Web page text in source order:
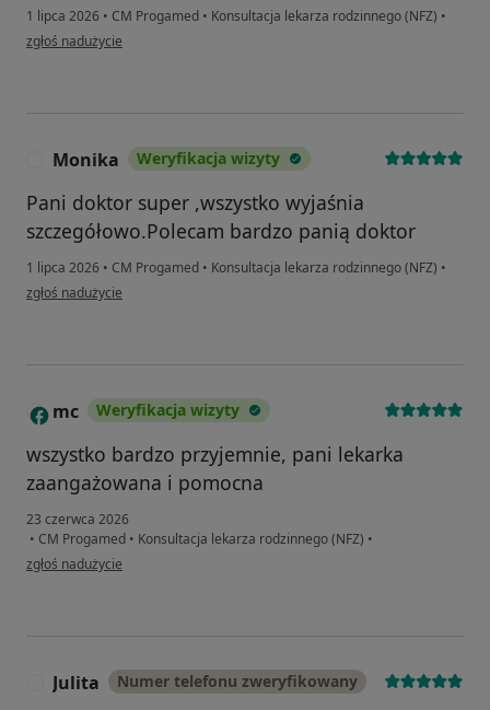
1 lipca 2026 • CM Progamed • Konsultacja lekarza rodzinnego (NFZ) •
w opinii użytkownika M
zgłoś nadużycie
Monika Weryfikacja wizyty
Pani doktor super ,wszystko wyjaśnia
szczegółowo.Polecam bardzo panią doktor
1 lipca 2026 • CM Progamed • Konsultacja lekarza rodzinnego (NFZ) •
w opinii użytkownika Monika
zgłoś nadużycie
M mc Weryfikacja wizyty
wszystko bardzo przyjemnie, pani lekarka
zaangażowana i pomocna
23 czerwca 2026
• CM Progamed • Konsultacja lekarza rodzinnego (NFZ) •
w opinii użytkownika mc
zgłoś nadużycie
Julita Numer telefonu zweryfikowany